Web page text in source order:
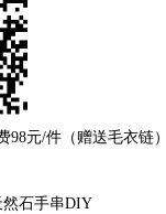
98元/件（赠送毛衣链
然石手串DIY